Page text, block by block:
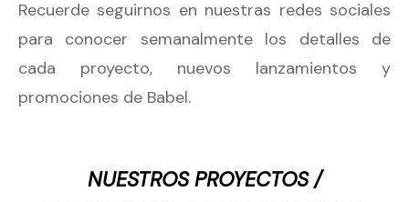
Recuerde seguirnos en nuestras redes sociales
para conocer semanalmente los detalles de
cada proyecto, nuevos lanzamientos y
promociones de Babel.
NUESTROS PROYECTOS /